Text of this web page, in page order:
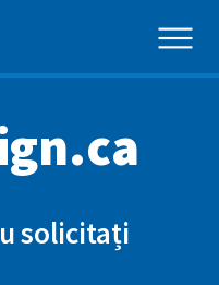
solicitați